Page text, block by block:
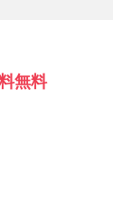
無料